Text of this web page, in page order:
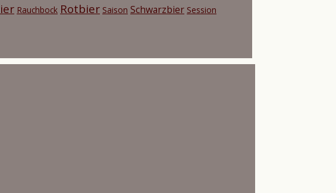
Rauchbock Rotbier Saison Schwarzbier Session